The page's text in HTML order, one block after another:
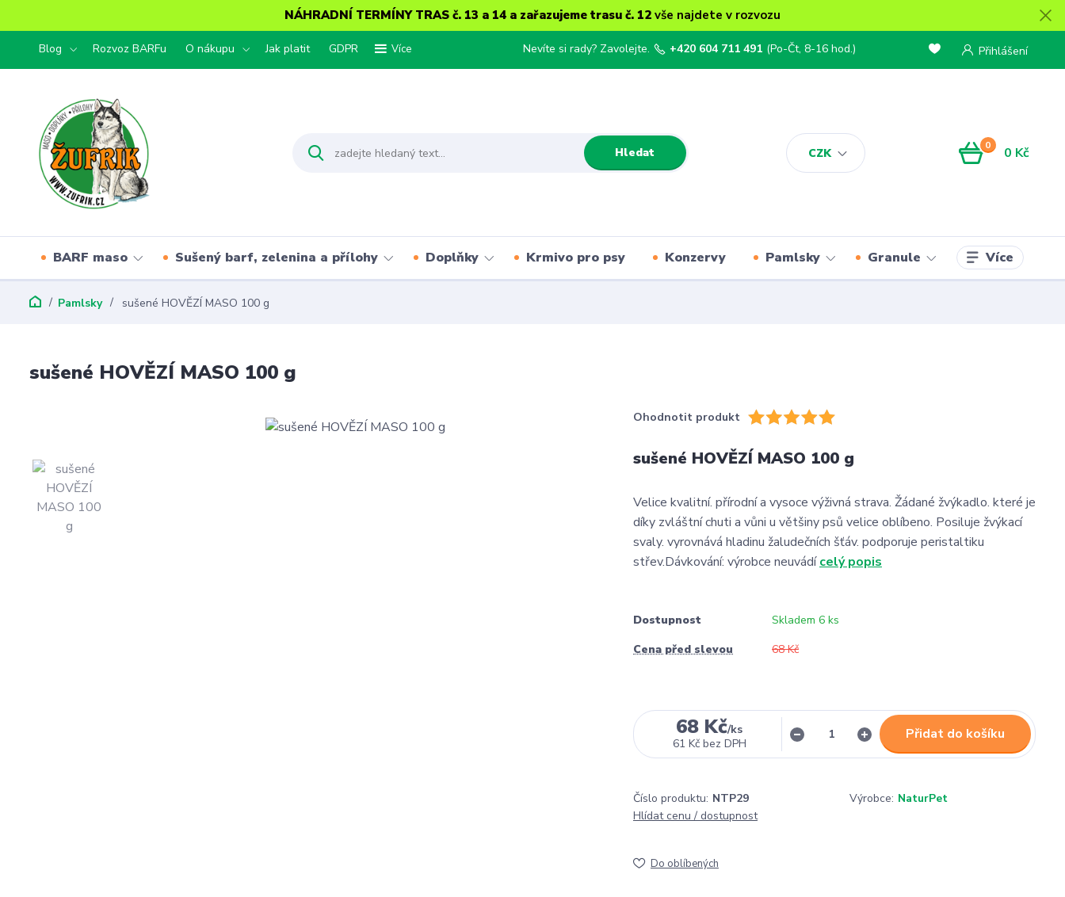
NÁHRADNÍ TERMÍNY TRAS č. 13 a 14 a zařazujeme trasu č. 12 vše najdete v rozvozu
Blog Rozvoz BARFu O nákupu Jak platit GDPR Více
CZK
Přihlášení
Hledat
Nevíte si rady? Zavolejte. +420 604 711 491 (Po-Čt, 8-16 hod.)
0 0 Kč
BARF maso Sušený barf, zelenina a přílohy Doplňky Krmivo pro psy Konzervy Pamlsky Granule Více
Pamlsky sušené HOVĚZÍ MASO 100 g
sušené HOVĚZÍ MASO 100 g
Ohodnotit produkt
sušené HOVĚZÍ MASO 100 g
Velice kvalitní. přírodní a vysoce výživná strava. Žádané žvýkadlo. které je
díky zvláštní chuti a vůni u většiny psů velice oblíbeno. Posiluje žvýkací
svaly. vyrovnává hladinu žaludečních šťáv. podporuje peristaltiku
střev.Dávkování: výrobce neuvádícelý popis
Dostupnost
Skladem 6 ks
Cena před slevou
68 Kč
68 Kč/ks
61 Kč bez DPH
Přidat do košíku
Číslo produktu: NTP29 Výrobce: NaturPet
Hlídat cenu / dostupnost
Do oblíbených